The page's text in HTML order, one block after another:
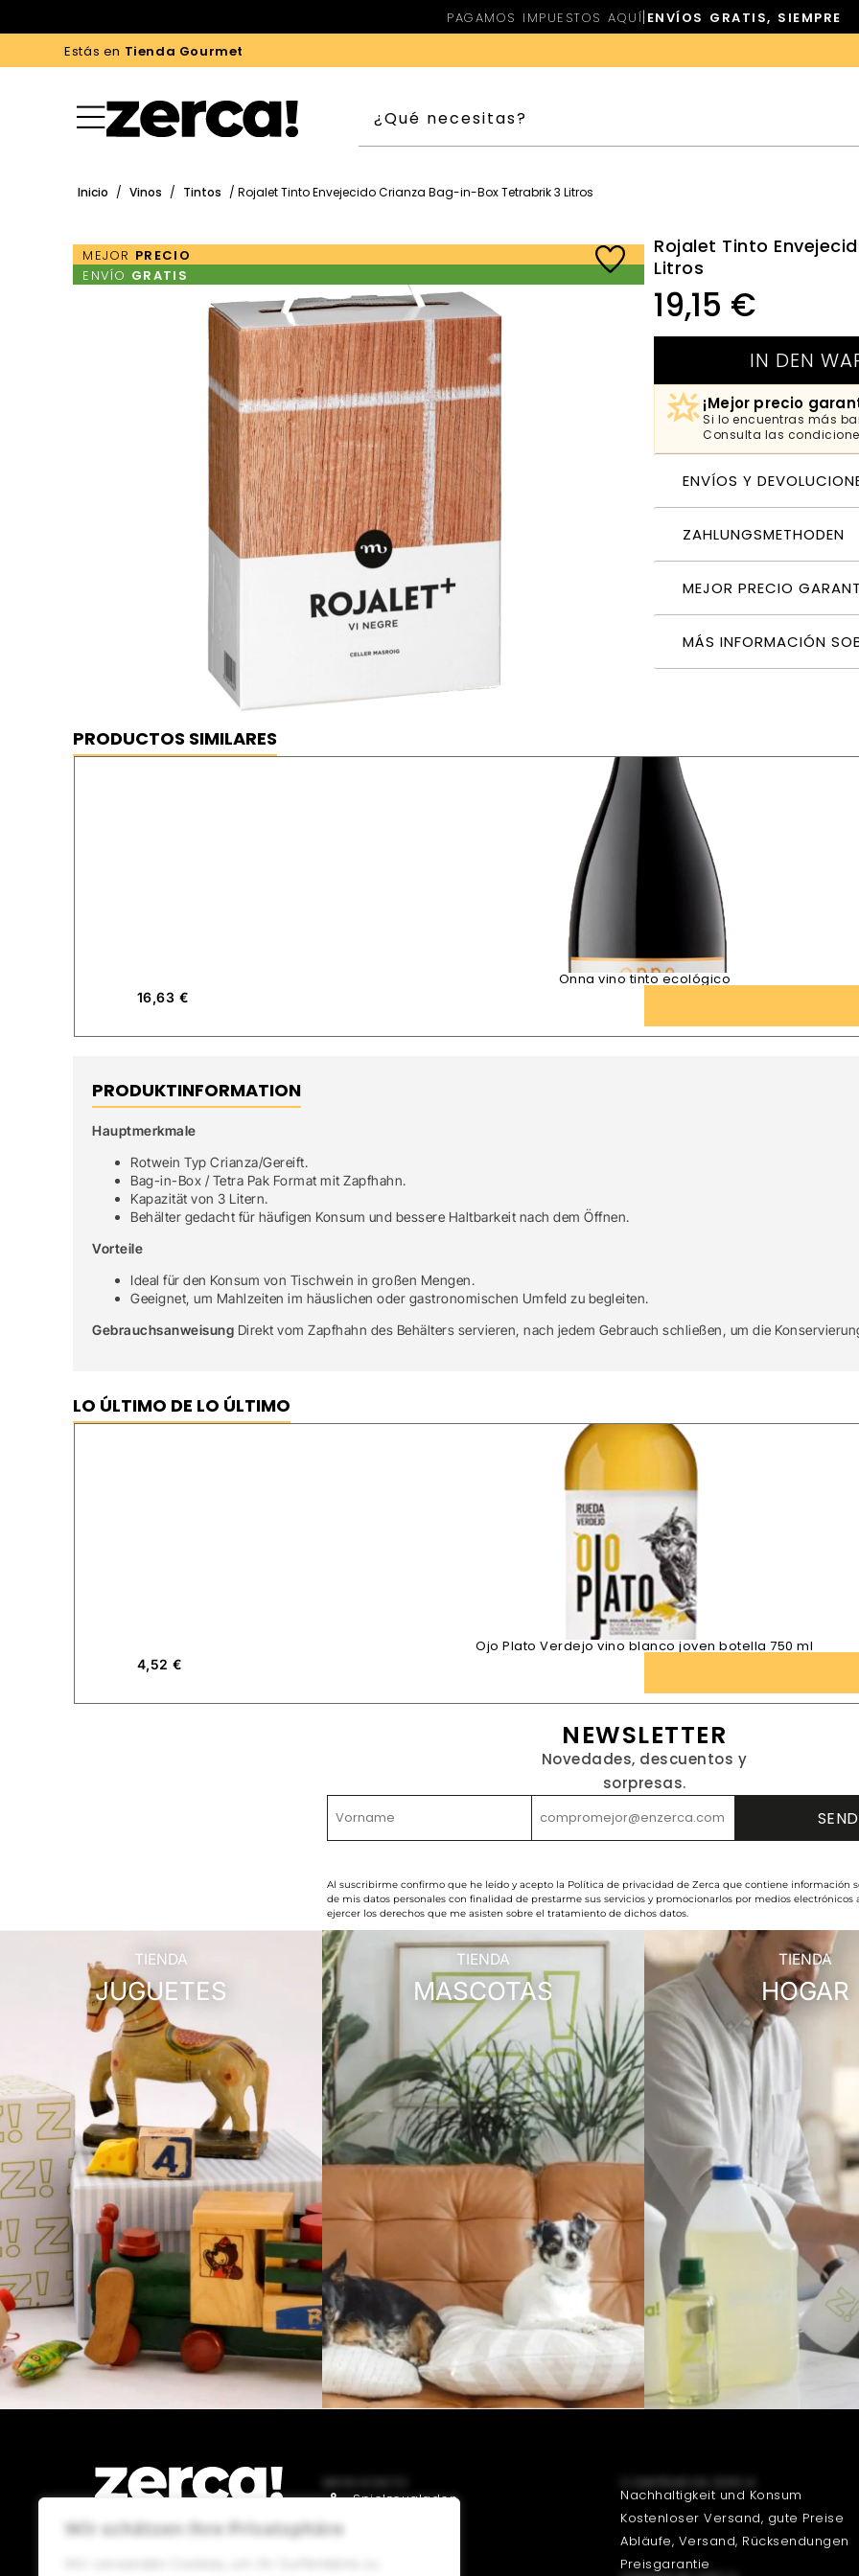
Wir schätzen Ihre Privatsphäre
PAGAMOS IMPUESTOS AQUÍ| ENVÍOS GRATIS, SIEMPRE
Estás en Tienda Gourmet
Inicio / Vinos / Tintos / Rojalet Tinto Envejecido Crianza Bag-in-Box Tetrabrik 3 Litros
MEJOR PRECIO
ENVÍO GRATIS
Rojalet Tinto
Litros
19,15 €
IN DEN
¡Mejor precio
Si lo encuentras más
Consulta las
ENVÍOS Y
ZAHLUNGSMETHODEN
MEJOR PRECIO
MÁS INFORMACIÓN
Rojalet Tinto Envejecido Crianza Bag-in-Box Tetrabrik 3 Litros
⦿ MEJOR PRECIO GARANTIZADO
PRODUCTOS SIMILARES
Onna vino tinto ecológico
16,63 €
PRODUKTINFORMATION
Hauptmerkmale
Rotwein Typ Crianza/Gereift.
Bag-in-Box / Tetra Pak Format mit Zapfhahn.
Kapazität von 3 Litern.
Behälter gedacht für häufigen Konsum und bessere Haltbarkeit nach dem Öffnen.
Vorteile
Ideal für den Konsum von Tischwein in großen Mengen.
Geeignet, um Mahlzeiten im häuslichen oder gastronomischen Umfeld zu begleiten.
Gebrauchsanweisung Direkt vom Zapfhahn des Behälters servieren, nach jedem Gebrauch schließen, um die
LO ÚLTIMO DE LO ÚLTIMO
Ojo Plato Verdejo vino blanco joven botella 750 ml
4,52€
NEWSLETTER
Novedades, descuentos y
sorpresas.
Al suscribirme confirmo que he leído y acepto la Política de privacidad de Zerca que contiene información
de mis datos personales con finalidad de prestarme sus servicios y promocionarlos por medios electrónicos
ejercer los derechos que me asisten sobre el tratamiento de dichos datos.
TIENDA
JUGUETES
TIENDA
MASCOTAS
TIENDA
HOGAR
Spielzeugladen
COMPRAR EN ZERCA
Nachhaltigkeit und Konsum
Kostenloser Versand, gute Preise
Abläufe, Versand, Rücksendungen
Preisgarantie